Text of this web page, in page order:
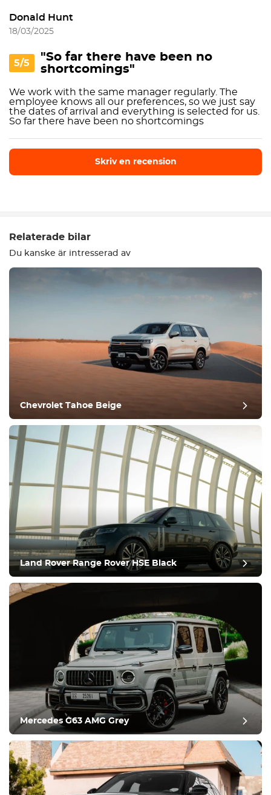
Donald Hunt
18/03/2025
5/5
"So far there have been no
shortcomings"
We work with the same manager regularly. The
employee knows all our preferences, so we just say
the dates of arrival and everything is selected for us.
So far there have been no shortcomings
Skriv en recension
Villkor
postgranskning
Relaterade bilar
Du kanske är intresserad av
Chevrolet Tahoe Beige
Land Rover Range Rover HSE Black
Mercedes G63 AMG Grey